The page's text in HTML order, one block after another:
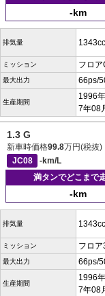
-km
排気量 1343cc
ミッション フロア
最大出力 66ps/
生産期間
1996
7年08
1.3 G
新車時価格99.8万円(税抜)
JC08
-km/L
満タンでどこまで
-km
排気量 1343cc
ミッション フロア
最大出力 66ps/
生産期間
1996
7年08